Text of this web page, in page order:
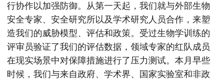
行协作以加强防御。从第一天起，我们就与外部生物
安全专家、安全研究所以及学术研究人员合作，来塑
造我们的威胁模型、评估和政策。受过生物学训练的
评审员验证了我们的评估数据，领域专家的红队成员
在现实场景中对保障措施进行了压力测试。本月早些
时候，我们与来自政府、学术界、国家实验室和非政